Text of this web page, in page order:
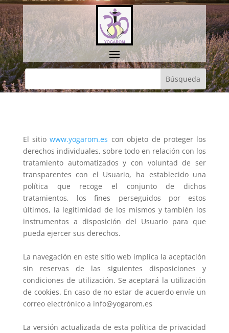
El sitiowww.yogarom.es con objeto de proteger los
derechos individuales, sobre todo en relación con los
tratamiento automatizados y con voluntad de ser
transparentes con el Usuario, ha establecido una
política que recoge el conjunto de dichos
tratamientos, los fines perseguidos por estos
últimos, la legitimidad de los mismos y también los
instrumentos a disposición del Usuario para que
pueda ejercer sus derechos.
La navegación en este sitio web implica la aceptación
sin reservas de las siguientes disposiciones y
condiciones de utilización. Se aceptará la utilización
de cookies. En caso de no estar de acuerdo envíe un
correo electrónico a info@yogarom.es
La versión actualizada de esta política de privacidad